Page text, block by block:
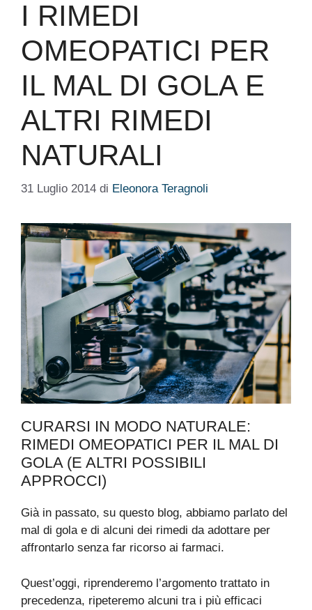
I RIMEDI
OMEOPATICI PER
IL MAL DI GOLA E
ALTRI RIMEDI
NATURALI
31 Luglio 2014 di Eleonora Teragnoli
CURARSI IN MODO NATURALE:
RIMEDI OMEOPATICI PER IL MAL DI
GOLA (E ALTRI POSSIBILI
APPROCCI)
Già in passato, su questo blog, abbiamo parlato del
mal di gola e di alcuni dei rimedi da adottare per
affrontarlo senza far ricorso ai farmaci.
Quest’oggi, riprenderemo l’argomento trattato in
precedenza, ripeteremo alcuni tra i più efficaci